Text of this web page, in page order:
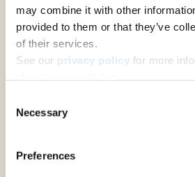
may combine it with other
provided to them or that they’ve
of their services.
See our privacy policy for more
Selection
Necessary
Preferences
その他の著者向けサービス
アブストラクトの校正